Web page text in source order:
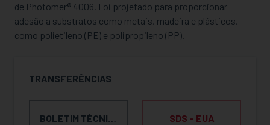
de Photomer® 4006. Foi projetado para proporcionar
adesão a substratos como metais, madeira e plásticos,
como polietileno (PE) e polipropileno (PP).
TRANSFERÊNCIAS
BOLETIM TÉCNICO DO PRODUTO SDS - EUA